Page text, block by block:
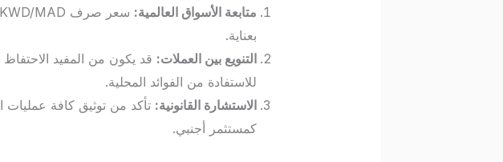
متابعة الأسواق العالمية:
بعناية.
التنويع بين العملات: قد يكون من المفيد
للاستفادة من الفوائد المحلية.
الاستشارة القانونية: تأكد من توثيق كافة عمليات
كمستثمر أجنبي.